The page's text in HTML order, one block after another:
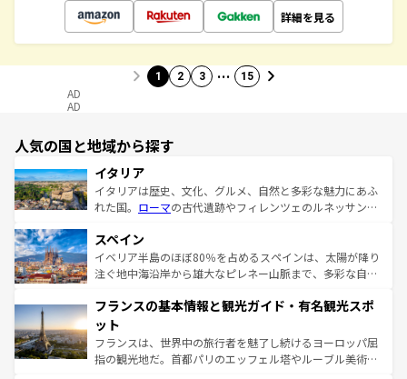
詳細を見る
1 2 3 … 15
AD
AD
人気の国と地域から探す
イタリア
イタリアは歴史、文化、グルメ、自然と多彩な魅力にあふ
れた国。 ローマの古代遺跡やフィレンツェのルネッサンス
ろん、トスカーナの美しい田園風景やアマルフィ海岸の絶
景など、自然景観も見逃せない。観光の合間には、本場の
ピザやパスタなど、絶品のイタリア料理を堪能することも
ませてくれるイタリアで、忘れられない旅をしてみよう！
なお、新着のイタリア情報は
しい。
スペイン
イベリア半島のほぼ80％を占めるスペインは、太陽が降り
注ぐ地中海沿岸から雄大なピレネー山脈まで、多彩な自然
文化が根付くこの国では、情熱的なフラメンコ、熱気あふ
れる闘牛、そして美味しいタパスが生活の一部となってい
る。首都マドリードの洗練された雰囲気や、バルセロナの
アートに溢れた街角から、地方では古代ローマ遺跡や中世
フランスの基本情報と観光ガイド・有名観光スポ
ット
フランスは、世界中の旅行者を魅了し続けるヨーロッパ屈
指の観光地だ。首都パリのエッフェル塔やルーブル美術館